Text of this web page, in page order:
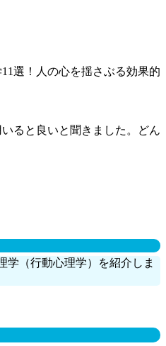
ると良いと聞きました。どん
学（行動心理学）を紹介しま